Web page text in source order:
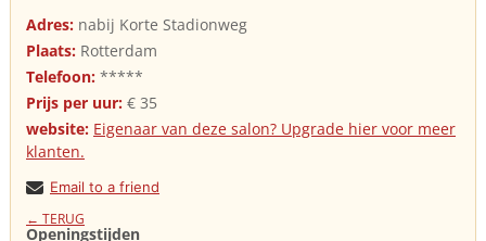
Adres: nabij Korte Stadionweg
Plaats: Rotterdam
Telefoon: *****
Prijs per uur: € 35
website: Eigenaar van deze salon? Upgrade hier voor meer
klanten.
Email to a friend
← TERUG
Openingstijden